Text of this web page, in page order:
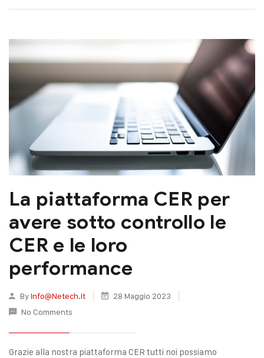
La piattaforma CER per
avere sotto controllo le
CER e le loro
performance
ByInfo@netech.it
28 Maggio 2023
No Comments
Grazie alla nostra piattaforma CER tutti noi possiamo